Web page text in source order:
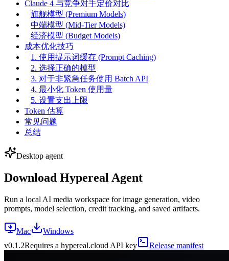
Claude 4 与竞争对手定价对比
旗舰模型 (Premium Models)
中端模型 (Mid-Tier Models)
经济模型 (Budget Models)
成本优化技巧
1. 使用提示词缓存 (Prompt Caching)
2. 选择正确的模型
3. 对于非紧急任务使用 Batch API
4. 最小化 Token 使用量
5. 设置支出上限
Token 估算
常见问题
总结
Desktop agent
Download Hypereal Agent
Run a local AI media workspace for image generation, video
prompts, model selection, credit tracking, and saved artifacts.
Mac
Windows
v0.1.2Requires a hypereal.cloud API key Release manifest